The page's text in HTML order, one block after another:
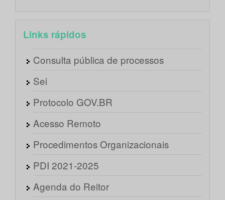
Links rápidos
Consulta pública de processos
Sei
Protocolo GOV.BR
Acesso Remoto
Procedimentos Organizacionais
PDI 2021-2025
Agenda do Reitor